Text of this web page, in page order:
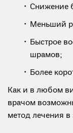
Снижение
Меньший
Быстрое
шрамов;
Более
Как и в любом
врачом
метод лечения в